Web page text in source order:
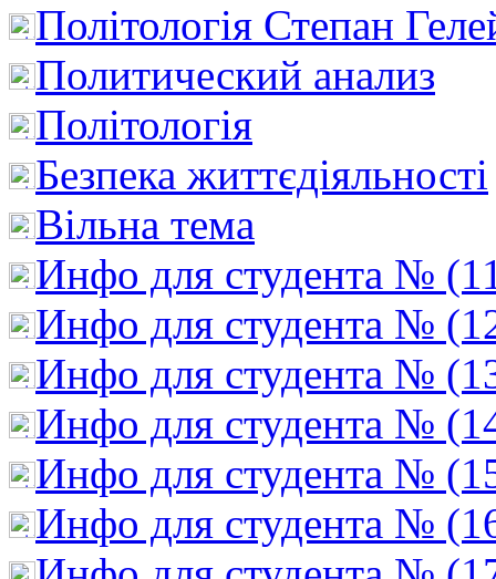
Політологія Степан
Политический анализ
Політологія
Безпека життєдіяльності
Вільна тема
Инфо для студента №
Инфо для студента №
Инфо для студента №
Инфо для студента №
Инфо для студента №
Инфо для студента №